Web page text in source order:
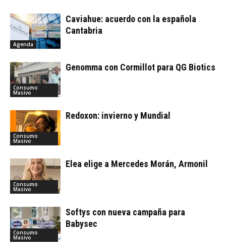
Agenda
Caviahue: acuerdo con la española
Cantabria
Consumo
Masivo
Genomma con Cormillot para QG Biotics
Consumo
Masivo
Redoxon: invierno y Mundial
Consumo
Masivo
Elea elige a Mercedes Morán, Armonil
Consumo
Masivo
Softys con nueva campaña para
Babysec